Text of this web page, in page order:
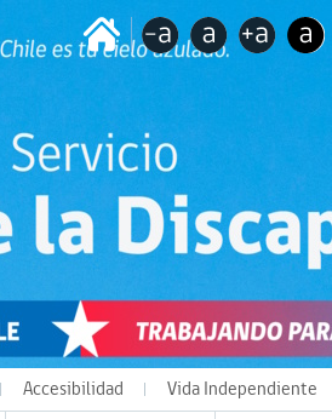
Accesibilidad Vida Independiente